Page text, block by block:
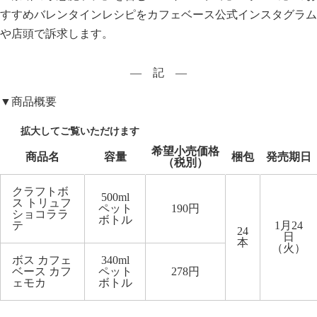
すすめバレンタインレシピをカフェベース公式インスタグラム
や店頭で訴求します。
― 記 ―
▼商品概要
商品名 容量
希望小売価格
（税別）
梱包 発売期日
クラフトボ
ス トリュフ
ショコララ
テ
500ml
ペット
ボトル
190円
24
本
1 月 24
日
（火）
ボス カフェ
ベース カフ
ェモカ
340ml
ペット
ボトル
278円